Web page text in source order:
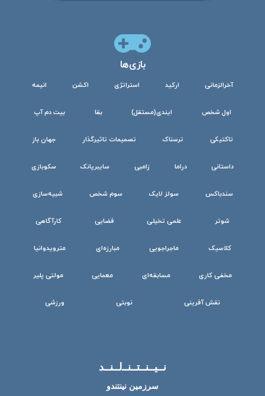
بازی‌ها
آخرالزمانی ارکید استراتژی اکشن انیمه
اول شخص ایندی(مستقل) بقا بیت دم آپ
تاکتیکی ترسناک تصمیمات تاثیرگذار جهان باز
داستانی دراما زامبی سایبرپانک سکوبازی
سندباکس سولز لایک سوم شخص شبیه‌سازی
شوتر علمی تخیلی فضایی کارآگاهی
کلاسیک ماجراجویی مبارزه‌ای مترویدوانیا
مخفی کاری مسابقه‌ای معمایی مولتی پلیر
نقش آفرینی نوبتی ورزشی
نــیــنــتــنــ‌لــنــد
سرزمین نینتندو